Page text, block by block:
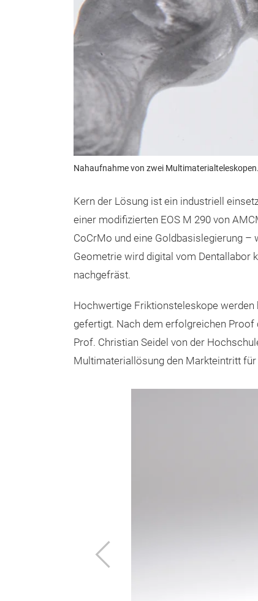
Nahaufnahme von zwei
Kern der Lösung ist ein industriell
einer modifizierten EOS M 290 von
CoCrMo und eine Goldbasislegierung
Geometrie wird digital vom Dentallabor
nachgefräst.
Hochwertige Friktionsteleskope
gefertigt. Nach dem erfolgreichen
Prof. Christian Seidel von der
Multimateriallösung den Markteintritt für
Zurück